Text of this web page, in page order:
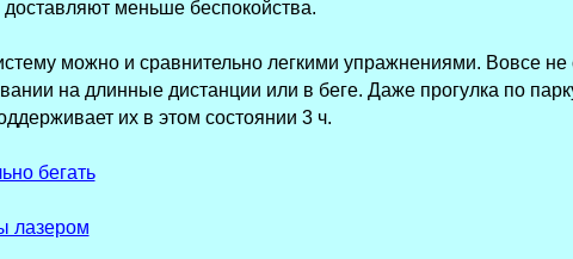
меньше беспокойства.
можно и сравнительно легкими упражнениями. Вовсе не
на длинные дистанции или в беге. Даже прогулка по
их в этом состоянии 3 ч.
бегать
лазером